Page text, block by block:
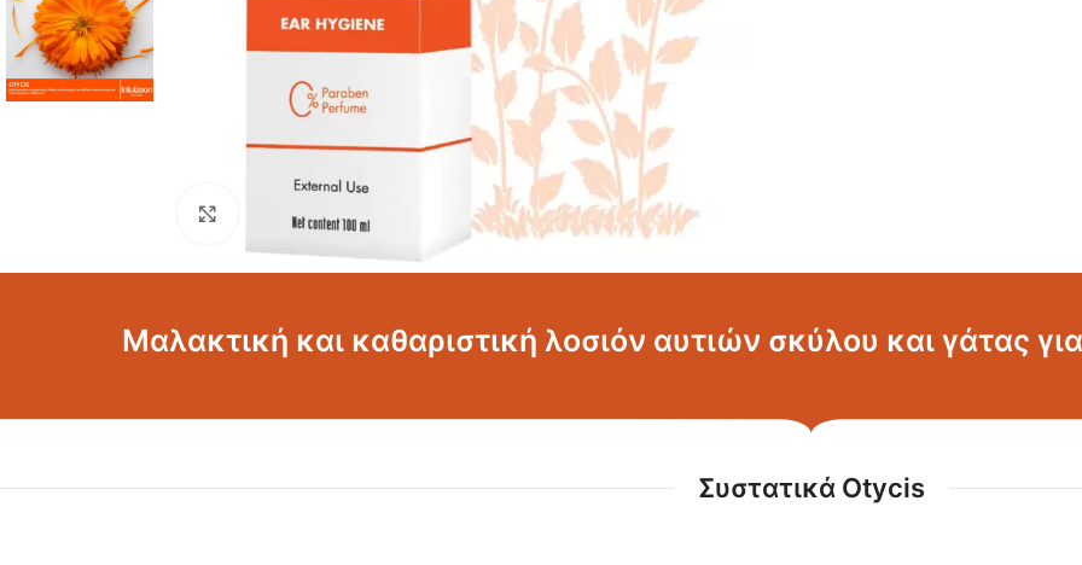
Click για μεγέθυνση
Μαλακτική και καθαριστική λοσιόν αυτιών σκύλου και γάτας
Συστατικά Otycis